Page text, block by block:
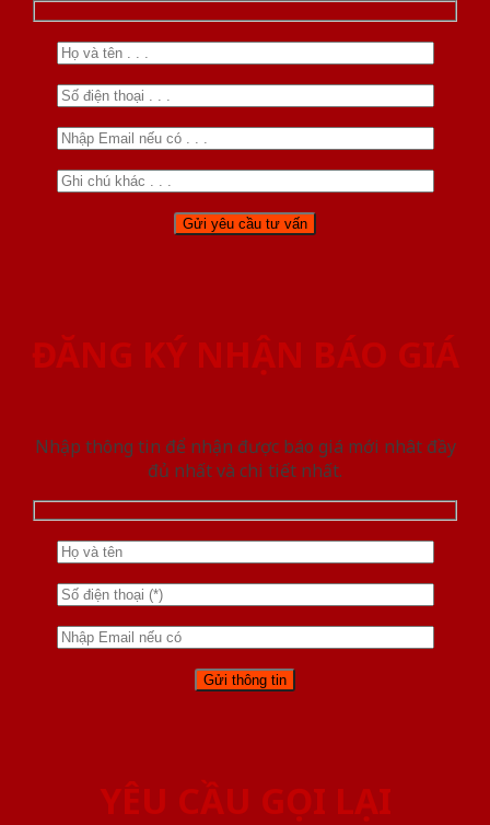
ĐĂNG KÝ NHẬN BÁO GIÁ
Nhập thông tin để nhận được báo giá mới nhât đầy
đủ nhất và chi tiết nhất.
YÊU CẦU GỌI LẠI